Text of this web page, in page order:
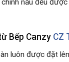
nấu đều
Bếp Canzy CZ
luôn được đặt